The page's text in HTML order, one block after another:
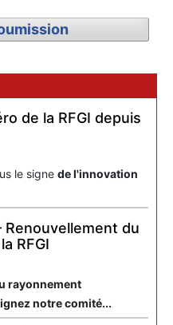
de la RFGI depuis
le signe de l'innovation
Renouvellement du
RFGI
rayonnement
notre comité...